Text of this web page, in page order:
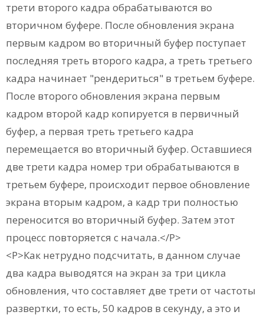
трети второго кадра обрабатываются во
вторичном буфере. После обновления экрана
первым кадром во вторичный буфер поступает
последняя треть второго кадра, а треть третьего
кадра начинает "рендериться" в третьем буфере.
После второго обновления экрана первым
кадром второй кадр копируется в первичный
буфер, а первая треть третьего кадра
перемещается во вторичный буфер. Оставшиеся
две трети кадра номер три обрабатываются в
третьем буфере, происходит первое обновление
экрана вторым кадром, а кадр три полностью
переносится во вторичный буфер. Затем этот
процесс повторяется с начала.</P>
<P>Как нетрудно подсчитать, в данном случае
два кадра выводятся на экран за три цикла
обновления, что составляет две трети от частоты
развертки, то есть, 50 кадров в секунду, а это и